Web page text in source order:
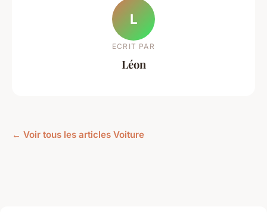
L
ECRIT PAR
Léon
← Voir tous les articles Voiture